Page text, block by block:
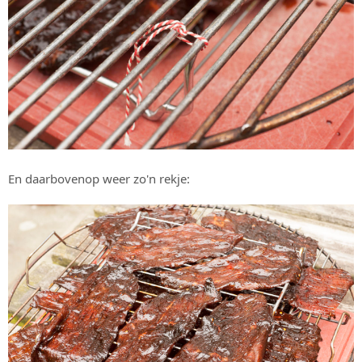
En daarbovenop weer zo'n rekje: